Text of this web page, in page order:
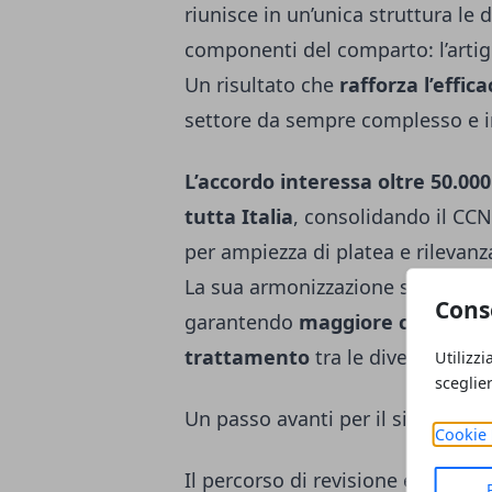
Cookie
riunisce in un’unica struttura le
componenti del comparto:
Un risultato che rafforza
settore da sempre complesso e
L’accordo interessa oltre
tutta Italia, consolidando il
per ampiezza di platea e
La sua armonizzazione
garantendo maggiore
trattamento tra le diverse
Un passo avanti per il sistema
Il percorso di revisione e